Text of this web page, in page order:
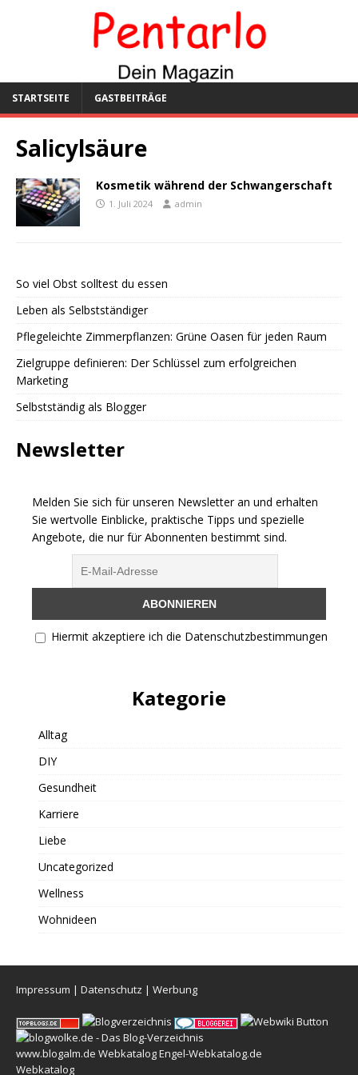
STARTSEITE GASTBEITRÄGE
Salicylsäure
Kosmetik während der Schwangerschaft
1. Juli 2024 admin
So viel Obst solltest du essen
Leben als Selbstständiger
Pflegeleichte Zimmerpflanzen: Grüne Oasen für jeden Raum
Zielgruppe definieren: Der Schlüssel zum erfolgreichen
Marketing
Selbstständig als Blogger
Newsletter
Melden Sie sich für unseren Newsletter an und erhalten
Sie wertvolle Einblicke, praktische Tipps und spezielle
Angebote, die nur für Abonnenten bestimmt sind.
Hiermit akzeptiere ich die Datenschutzbestimmungen
Kategorie
Alltag
DIY
Gesundheit
Karriere
Liebe
Uncategorized
Wellness
Wohnideen
Impressum | Datenschutz | Werbung
www.blogalm.de WebkatalogEngel-Webkatalog.de
Webkatalog